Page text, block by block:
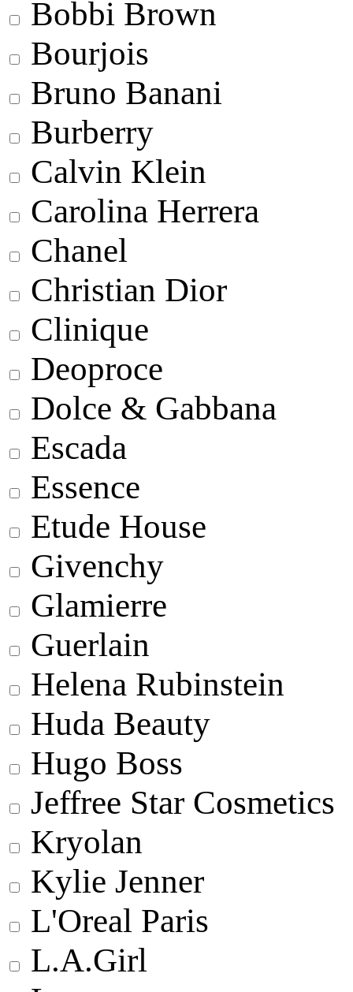
Bobbi Brown
Bourjois
Bruno Banani
Burberry
Calvin Klein
Carolina Herrera
Chanel
Christian Dior
Clinique
Deoproce
Dolce & Gabbana
Escada
Essence
Etude House
Givenchy
Glamierre
Guerlain
Helena Rubinstein
Huda Beauty
Hugo Boss
Jeffree Star Cosmetics
Kryolan
Kylie Jenner
L'Oreal Paris
L.A.Girl